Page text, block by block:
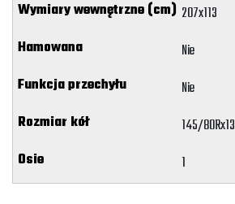
207x113
Nie
Nie
145/80Rx13
1